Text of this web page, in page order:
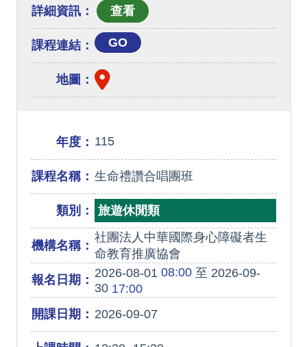
詳細資訊：
課程連結： GO
地圖：
年度： 115
課程名稱： 生命禮讚合唱團班
類別： 旅遊休閒類
機構名稱：
社團法人中華國際身心障礙者生
命教育推廣協會
報名日期： 2026-08-01 08:00至 2026-09-
3017:00
開課日期： 2026-09-07